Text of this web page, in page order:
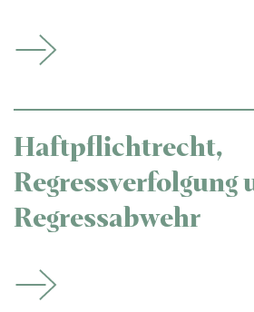
Haftpflichtrecht,
Regressverfolgung
Regressabwehr